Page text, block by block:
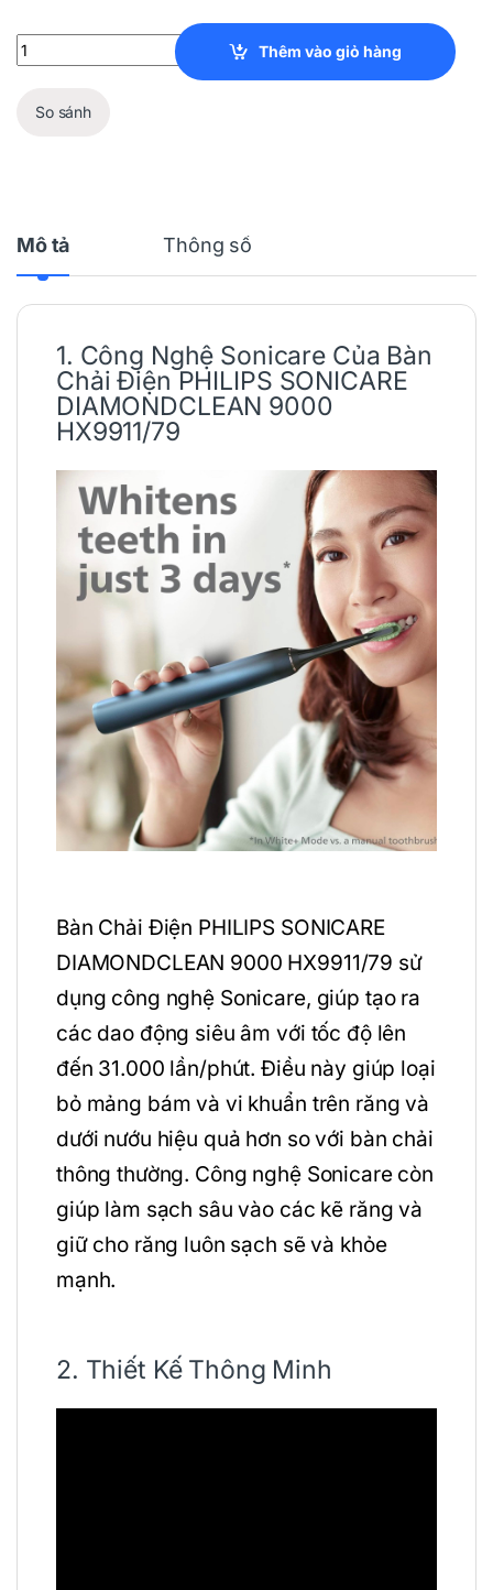
Bàn Chải Điện PHILIPS SONICARE DIAMONDCLEAN 9000
Thêm vào giỏ hàng
So sánh
Mô tả Thông số
1. Công Nghệ Sonicare Của Bàn
Chải Điện PHILIPS SONICARE
DIAMONDCLEAN 9000
HX9911/79
Bàn Chải Điện PHILIPS SONICARE
DIAMONDCLEAN 9000 HX9911/79 sử
dụng công nghệ Sonicare, giúp tạo ra
các dao động siêu âm với tốc độ lên
đến 31.000 lần/phút. Điều này giúp loại
bỏ mảng bám và vi khuẩn trên răng và
dưới nướu hiệu quả hơn so với bàn chải
thông thường. Công nghệ Sonicare còn
giúp làm sạch sâu vào các kẽ răng và
giữ cho răng luôn sạch sẽ và khỏe
mạnh.
2. Thiết Kế Thông Minh